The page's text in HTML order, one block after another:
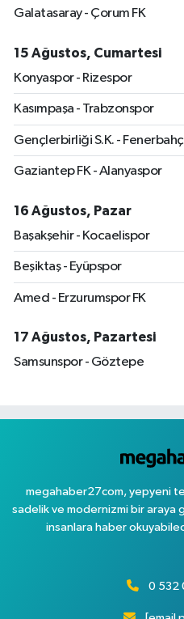
Galatasaray - Çorum FK
15 Ağustos, Cumartesi
Konyaspor - Rizespor
Kasımpaşa - Trabzonspor
Gençlerbirliği S.K. -
Gaziantep FK - Alanyaspor
16 Ağustos, Pazar
Başakşehir - Kocaelispor
Beşiktaş - Eyüpspor
Amed - Erzurumspor FK
17 Ağustos, Pazartesi
Samsunspor - Göztepe
megahaber27com, yepyeni
sadelik ve modernizmi bir araya
insanlara haber
0 532